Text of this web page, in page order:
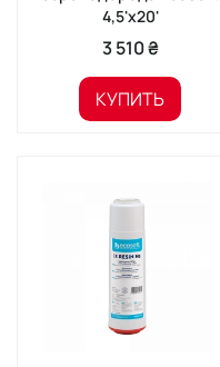
4,5'x20'
3 510 ₴
КУПИТЬ